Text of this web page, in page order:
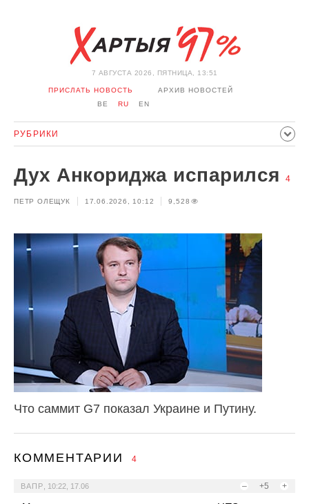
7 АВГУСТА 2026, ПЯТНИЦА, 13:51
ПРИСЛАТЬ НОВОСТЬ
АРХИВ НОВОСТЕЙ
BE
RU EN
РУБРИКИ
ПРОИСШЕСТВИЯ СПОРТ КУЛЬТУРА ИСТОРИЯ
МНЕНИЕ ИНТЕРВЬЮ ТЕХНОЛОГИИ
КОРОНАВИРУС БЕЛАРУСЬ В НАТО
Дух Анкориджа испарился 4
ПЕТР ОЛЕЩУК 17.06.2026, 10:12 9,528
Что саммит G7 показал Украине и Путину.
КОММЕНТАРИИ 4
– +5 +
ВАПР 10:22, 17.06